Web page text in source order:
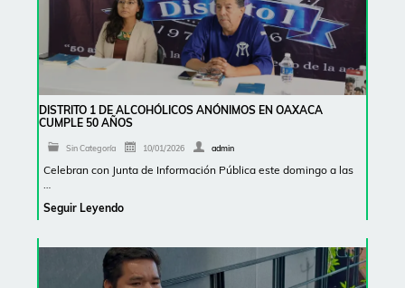
DISTRITO 1 DE ALCOHÓLICOS ANÓNIMOS EN OAXACA
CUMPLE 50 AÑOS
Sin Categoría 10/01/2026 admin
Celebran con Junta de Información Pública este domingo a las
…
Seguir Leyendo